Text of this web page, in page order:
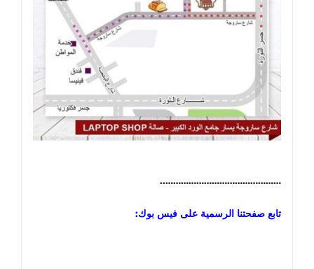
………………………………………..
تابع صفحتنا الرسمية على فيس بوك: